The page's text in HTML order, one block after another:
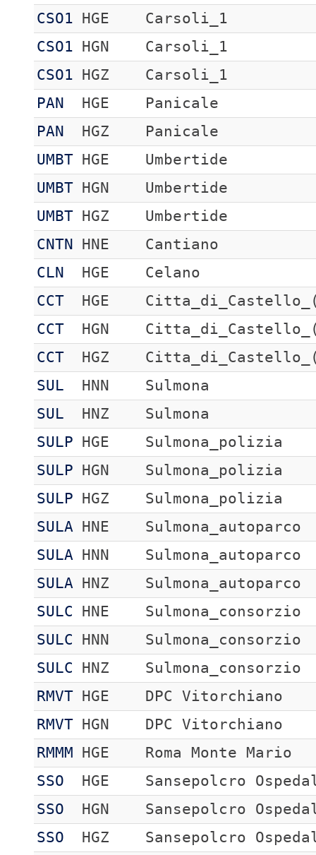
CSO1
HGE
Carsoli_1
CSO1
HGN
Carsoli_1
CSO1
HGZ
Carsoli_1
PAN
HGE
Panicale
PAN
HGZ
Panicale
UMBT
HGE
Umbertide
UMBT
HGN
Umbertide
UMBT
HGZ
Umbertide
CNTN
HNE
Cantiano
CLN
HGE
Celano
CCT
HGE
CCT
HGN
CCT
HGZ
SUL
HNN
Sulmona
SUL
HNZ
Sulmona
SULP
HGE
Sulmona_polizia
SULP
HGN
Sulmona_polizia
SULP
HGZ
Sulmona_polizia
SULA
HNE
Sulmona_autoparco
SULA
HNN
Sulmona_autoparco
SULA
HNZ
Sulmona_autoparco
SULC
HNE
Sulmona_consorzio
SULC
HNN
Sulmona_consorzio
SULC
HNZ
Sulmona_consorzio
RMVT
HGE
DPC Vitorchiano
RMVT
HGN
DPC Vitorchiano
RMMM
HGE
Roma Monte Mario
SSO
HGE
Sansepolcro
SSO
HGN
Sansepolcro
SSO
HGZ Sansepolcro